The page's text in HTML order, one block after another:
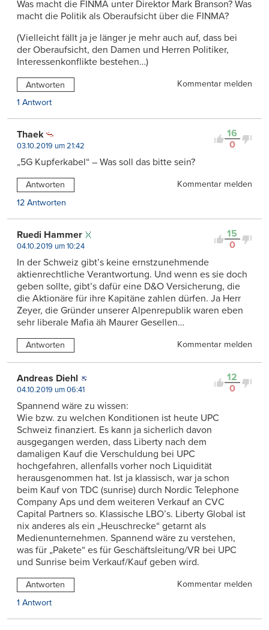
Was macht die FINMA unter Direktor Mark Branson? Was
macht die Politik als Oberaufsicht über die FINMA?
(Vielleicht fällt ja je länger je mehr auch auf, dass bei
der Oberaufsicht, den Damen und Herren Politiker,
Interessenkonflikte bestehen…)
Antworten
Kommentar melden
1 Antwort
16
0
Thaek
03.10.2019 um 21:42
„5G Kupferkabel“ – Was soll das bitte sein?
Antworten
Kommentar melden
12 Antworten
15
0
Ruedi Hammer
04.10.2019 um 10:24
In der Schweiz gibt’s keine ernstzunehmende
aktienrechtliche Verantwortung. Und wenn es sie doch
geben sollte, gibt’s dafür eine D&O Versicherung, die
die Aktionäre für ihre Kapitäne zahlen dürfen. Ja Herr
Zeyer, die Gründer unserer Alpenrepublik waren eben
sehr liberale Mafia äh Maurer Gesellen…
Antworten Kommentar melden
12
0
Andreas Diehl
04.10.2019 um 06:41
Spannend wäre zu wissen:
Wie bzw. zu welchen Konditionen ist heute UPC
Schweiz finanziert. Es kann ja sicherlich davon
ausgegangen werden, dass Liberty nach dem
damaligen Kauf die Verschuldung bei UPC
hochgefahren, allenfalls vorher noch Liquidität
herausgenommen hat. Ist ja klassisch, war ja schon
beim Kauf von TDC (sunrise) durch Nordic Telephone
Company Aps und dem weiteren Verkauf an CVC
Capital Partners so. Klassische LBO’s. Liberty Global ist
nix anderes als ein „Heuschrecke“ getarnt als
Medienunternehmen. Spannend wäre zu verstehen,
was für „Pakete“ es für Geschäftsleitung/VR bei UPC
und Sunrise beim Verkauf/Kauf geben wird.
Antworten
Kommentar melden
1 Antwort